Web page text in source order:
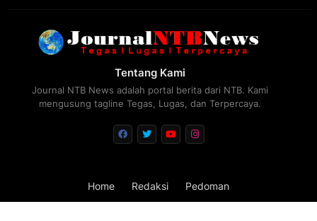
Tentang Kami
Journal NTB News adalah portal berita dari NTB. Kami
mengusung tagline Tegas, Lugas, dan Terpercaya.
Home Redaksi Pedoman